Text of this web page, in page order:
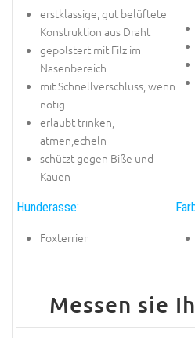
erstklassige, gut belüftete
Konstruktion aus Draht
gepolstert mit Filz im
Nasenbereich
mit Schnellverschluss, wenn
nötig
erlaubt trinken,
atmen,echeln
schützt gegen Biße und
Kauen
Hunderasse:
Foxterrier
Messen sie